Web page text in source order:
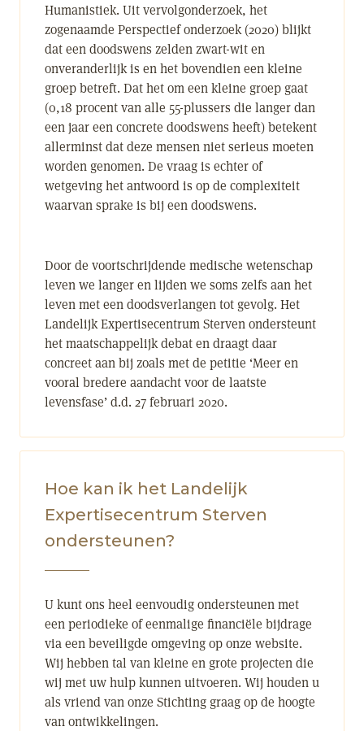
Humanistiek. Uit vervolgonderzoek, het
zogenaamde Perspectief onderzoek (2020) blijkt
dat een doodswens zelden zwart-wit en
onveranderlijk is en het bovendien een kleine
groep betreft. Dat het om een kleine groep gaat
(0,18 procent van alle 55-plussers die langer dan
een jaar een concrete doodswens heeft) betekent
allerminst dat deze mensen niet serieus moeten
worden genomen. De vraag is echter of
wetgeving het antwoord is op de complexiteit
waarvan sprake is bij een doodswens.
Door de voortschrijdende medische wetenschap
leven we langer en lijden we soms zelfs aan het
leven met een doodsverlangen tot gevolg. Het
Landelijk Expertisecentrum Sterven ondersteunt
het maatschappelijk debat en draagt daar
concreet aan bij zoals met de petitie ‘Meer en
vooral bredere aandacht voor de laatste
levensfase’ d.d. 27 februari 2020.
Hoe kan ik het Landelijk
Expertisecentrum Sterven
ondersteunen?
U kunt ons heel eenvoudig ondersteunen met
een periodieke of eenmalige financiële bijdrage
via een beveiligde omgeving op onze website.
Wij hebben tal van kleine en grote projecten die
wij met uw hulp kunnen uitvoeren. Wij houden u
als vriend van onze Stichting graag op de hoogte
van ontwikkelingen.